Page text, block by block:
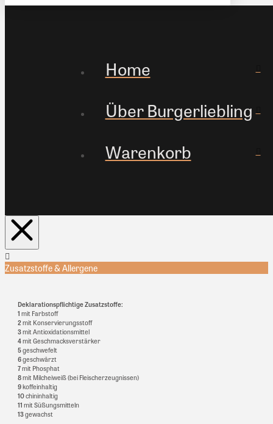
Home
Über Burgerliebling
Warenkorb
Zusatzstoffe & Allergene
Deklarationspflichtige Zusatzstoffe:
1 mit Farbstoff
2mit Konservierungsstoff
3mit Antioxidationsmittel
4mit Geschmacksverstärker
5geschwefelt
6geschwärzt
7mit Phosphat
8mit Milcheiweiß (bei Fleischerzeugnissen)
9koffeinhaltig
10chininhaltig
11 mit Süßungsmitteln
13gewachst